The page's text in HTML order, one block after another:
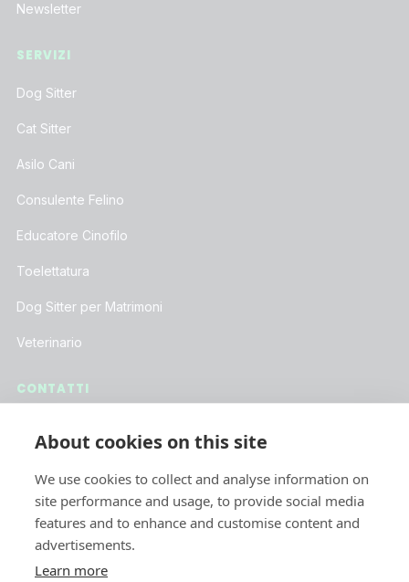
Newsletter
SERVIZI
Dog Sitter
Cat Sitter
Asilo Cani
Consulente Felino
Educatore Cinofilo
Toelettatura
Dog Sitter per Matrimoni
Veterinario
CONTATTI
Iscriviti alla Newsletter
SOCIAL
About cookies on this site
We use cookies to collect and analyse information on
site performance and usage, to provide social media
features and to enhance and customise content and
advertisements.
Learn more